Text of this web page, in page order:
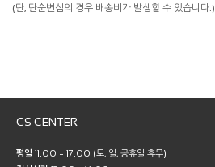
(단, 단순변심의 경우 배송비가 발생할 수 있습니다.)
CS CENTER
평일 11:00 ~ 17:00 (토, 일, 공휴일 휴무)